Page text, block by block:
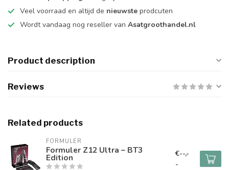
Veel voorraad en altijd de nieuwste prodcuten
Wordt vandaag nog reseller van Asatgroothandel.nl
Product description
Reviews
Related products
FORMULER
Formuler Z12 Ultra – BT3
Edition
€--,-
-